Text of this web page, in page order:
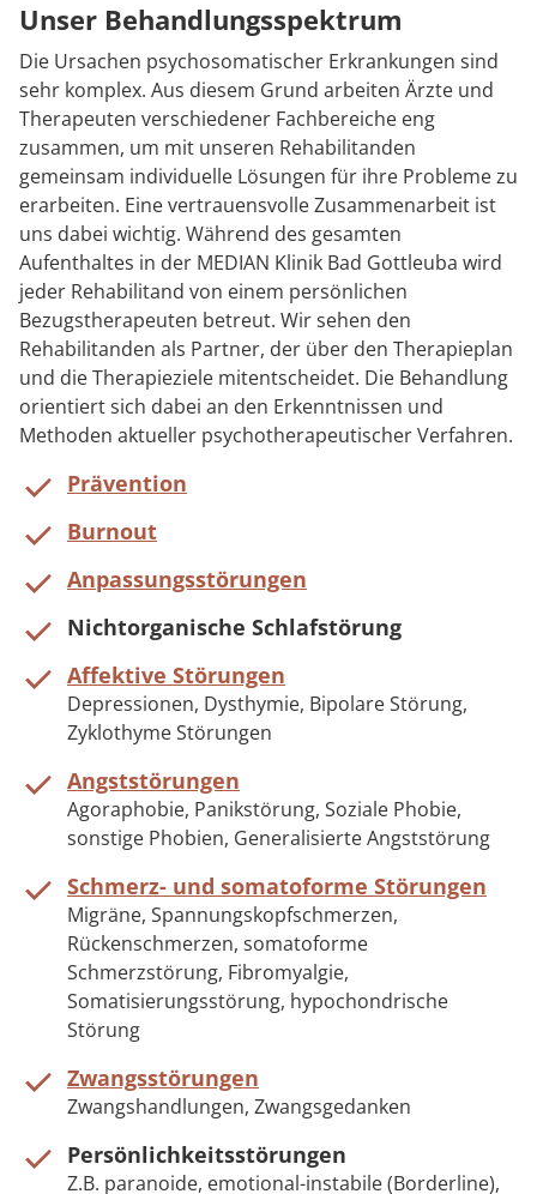
Unser Behandlungsspektrum
Die Ursachen psychosomatischer Erkrankungen sind
sehr komplex. Aus diesem Grund arbeiten Ärzte und
Therapeuten verschiedener Fachbereiche eng
zusammen, um mit unseren Rehabilitanden
gemeinsam individuelle Lösungen für ihre Probleme zu
erarbeiten. Eine vertrauensvolle Zusammenarbeit ist
uns dabei wichtig. Während des gesamten
Aufenthaltes in der MEDIAN Klinik Bad Gottleuba wird
jeder Rehabilitand von einem persönlichen
Bezugstherapeuten betreut. Wir sehen den
Rehabilitanden als Partner, der über den Therapieplan
und die Therapieziele mitentscheidet. Die Behandlung
orientiert sich dabei an den Erkenntnissen und
Methoden aktueller psychotherapeutischer Verfahren.
Prävention
Burnout
Anpassungsstörungen
Nichtorganische Schlafstörung
Affektive Störungen
Depressionen, Dysthymie, Bipolare Störung,
Zyklothyme Störungen
Angststörungen
Agoraphobie, Panikstörung, Soziale Phobie,
sonstige Phobien, Generalisierte Angststörung
Schmerz- und somatoforme Störungen
Migräne, Spannungskopfschmerzen,
Rückenschmerzen, somatoforme
Schmerzstörung, Fibromyalgie,
Somatisierungsstörung, hypochondrische
Störung
Zwangsstörungen
Zwangshandlungen, Zwangsgedanken
Persönlichkeitsstörungen
Z.B. paranoide, emotional-instabile (Borderline),